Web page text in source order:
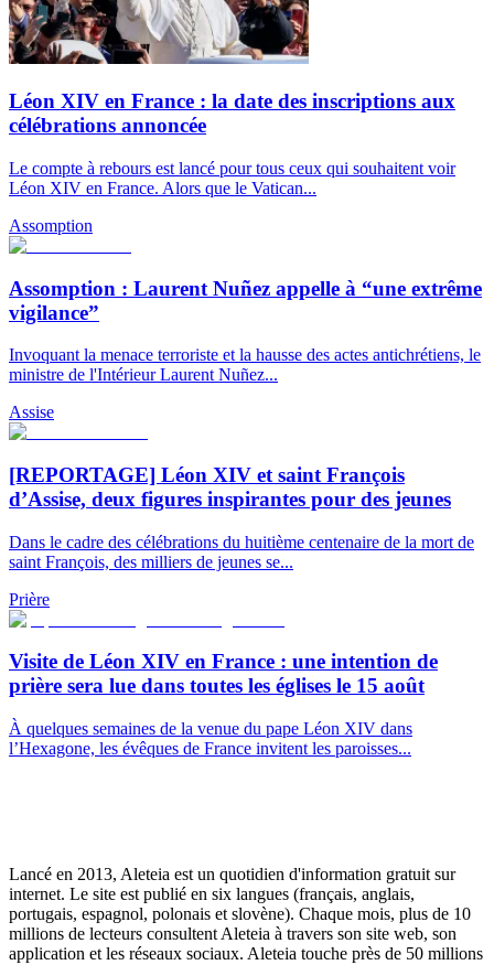
Léon XIV en France : la date des inscriptions aux
célébrations annoncée
Le compte à rebours est lancé pour tous ceux qui souhaitent voir
Léon XIV en France. Alors que le Vatican...
Assomption
Assomption : Laurent Nuñez appelle à “une extrême
vigilance”
Invoquant la menace terroriste et la hausse des actes antichrétiens, le
ministre de l'Intérieur Laurent Nuñez...
Assise
[REPORTAGE] Léon XIV et saint François
d’Assise, deux figures inspirantes pour des jeunes
Dans le cadre des célébrations du huitième centenaire de la mort de
saint François, des milliers de jeunes se...
Prière
Visite de Léon XIV en France : une intention de
prière sera lue dans toutes les églises le 15 août
À quelques semaines de la venue du pape Léon XIV dans
l’Hexagone, les évêques de France invitent les paroisses...
Lancé en 2013, Aleteia est un quotidien d'information gratuit sur
internet. Le site est publié en six langues (français, anglais,
portugais, espagnol, polonais et slovène). Chaque mois, plus de 10
millions de lecteurs consultent Aleteia à travers son site web, son
application et les réseaux sociaux. Aleteia touche près de 50 millions